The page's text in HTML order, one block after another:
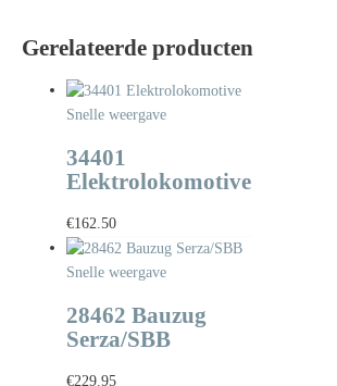
Gerelateerde producten
Snelle weergave
34401
Elektrolokomotive
€162.50
Snelle weergave
28462 Bauzug
Serza/SBB
€229.95